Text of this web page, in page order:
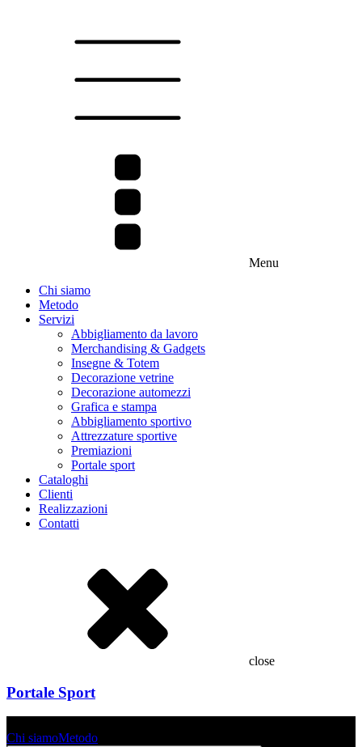
Menu
Chi siamo
Metodo
Servizi
Abbigliamento da lavoro
Merchandising & Gadgets
Insegne & Totem
Decorazione vetrine
Decorazione automezzi
Grafica e stampa
Abbigliamento sportivo
Attrezzature sportive
Premiazioni
Portale sport
Cataloghi
Clienti
Realizzazioni
Contatti
close
Portale Sport
Chi siamoMetodo